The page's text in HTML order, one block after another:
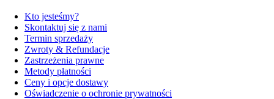
Kto jesteśmy?
Skontaktuj się z nami
Termin sprzedaży
Zwroty & Refundacje
Zastrzeżenia prawne
Metody płatności
Ceny i opcje dostawy
Oświadczenie o ochronie prywatności